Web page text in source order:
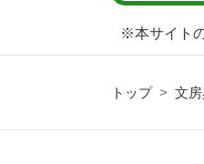
※本サイト
トップ > 文